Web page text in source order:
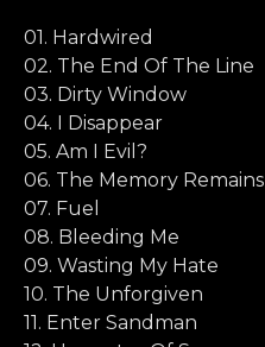
01. Hardwired
02. The End Of The Line
03. Dirty Window
04. I Disappear
05. Am I Evil?
06. The Memory Remains
07. Fuel
08. Bleeding Me
09. Wasting My Hate
10. The Unforgiven
11. Enter Sandman